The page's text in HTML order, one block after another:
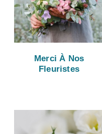
Merci À Nos
Fleuristes